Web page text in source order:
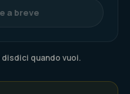
a breve
quando vuoi.